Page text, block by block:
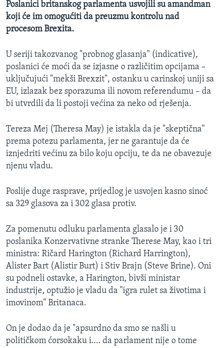
Jezici
Poslanici britanskog parlamenta usvojili su amandman
koji će im omogućiti da preuzmu kontrolu nad
procesom Brexita.
U seriji takozvanog "probnog glasanja" (indicative),
poslanici će moći da se izjasne o različitim opcijama –
uključujući "mekši Brexzit", ostanku u carinskoj uniji sa
EU, izlazak bez sporazuma ili novom referendumu – da
bi utvrdili da li postoji većina za neko od rješenja.
Tereza Mej (Theresa May) je istakla da je "skeptična"
prema potezu parlamenta, jer ne garantuje da će
iznjedriti većinu za bilo koju opciju, te da ne obavezuje
njenu vladu.
Poslije duge rasprave, prijedlog je usvojen kasno sinoć
sa 329 glasova za i 302 glasa protiv.
Za pomenutu odluku parlamenta glasalo je i 30
poslanika Konzervativne stranke Therese May, kao i tri
ministra: Ričard Harington (Richard Harrington),
Alister Bart (Alistir Burt) i Stiv Brajn (Steve Brine). Oni
su podneli ostavke, a Harington, bivši ministar
industrije, optužio je vladu da "igra rulet sa životima i
imovinom" Britanaca.
On je dodao da je "apsurdno da smo se našli u
političkom ćorsokaku i…. da parlament nije o tome